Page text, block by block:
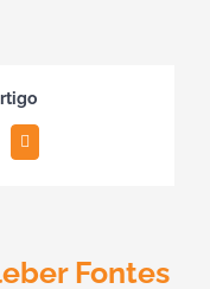
Email
Fontes